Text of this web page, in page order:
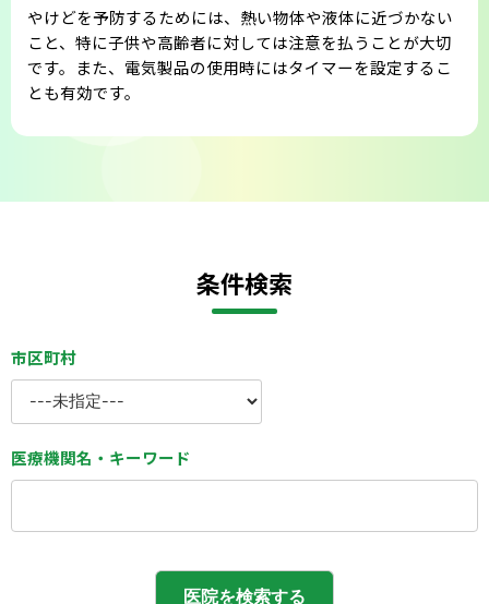
やけどを予防するためには、熱い物体や液体に近づかない
こと、特に子供や高齢者に対しては注意を払うことが大切
です。また、電気製品の使用時にはタイマーを設定するこ
とも有効です。
条件検索
市区町村
医療機関名・キーワード